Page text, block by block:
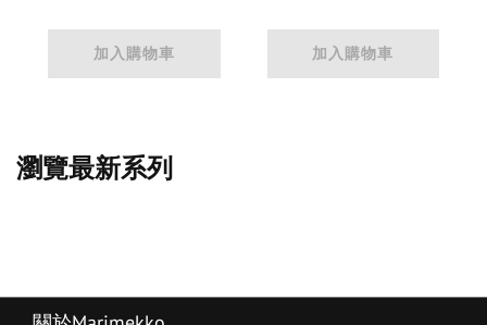
加入購物車 加入購物車
瀏覽最新系列